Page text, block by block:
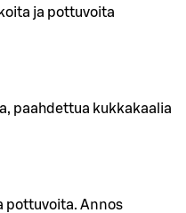
ja pottuvoita
paahdettua kukkakaalia
pottuvoita. Annos